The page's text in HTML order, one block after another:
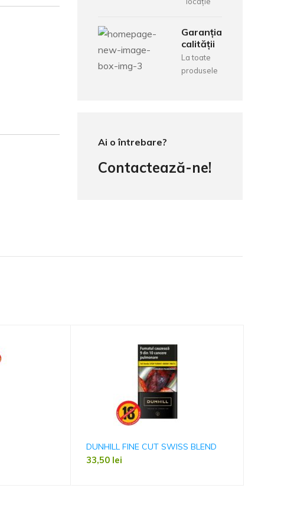
Garanția
calității
La toate
produsele
Ai o întrebare?
Contactează-ne!
DUNHILL FINE CUT SWISS BLEND
33,50 lei